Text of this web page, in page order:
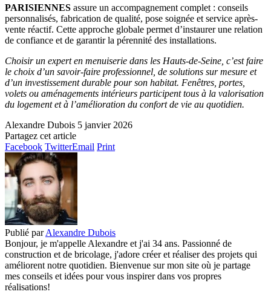
PARISIENNES assure un accompagnement complet : conseils
personnalisés, fabrication de qualité, pose soignée et service après-
vente réactif. Cette approche globale permet d’instaurer une relation
de confiance et de garantir la pérennité des installations.
Choisir un expert en menuiserie dans les Hauts-de-Seine, c’est faire
le choix d’un savoir-faire professionnel, de solutions sur mesure et
d’un investissement durable pour son habitat. Fenêtres, portes,
volets ou aménagements intérieurs participent tous à la valorisation
du logement et à l’amélioration du confort de vie au quotidien.
Alexandre Dubois 5 janvier 2026
Partagez cet article
Facebook TwitterEmail Print
Publié par Alexandre Dubois
Bonjour, je m'appelle Alexandre et j'ai 34 ans. Passionné de
construction et de bricolage, j'adore créer et réaliser des projets qui
améliorent notre quotidien. Bienvenue sur mon site où je partage
mes conseils et idées pour vous inspirer dans vos propres
réalisations!